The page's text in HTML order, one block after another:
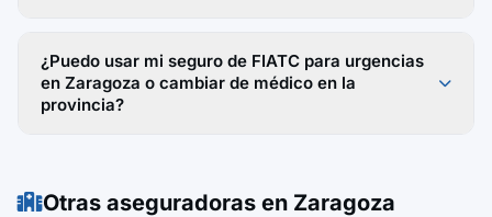
¿Puedo usar mi seguro de FIATC para urgencias
en Zaragoza o cambiar de médico en la
provincia?
Otras aseguradoras en Zaragoza